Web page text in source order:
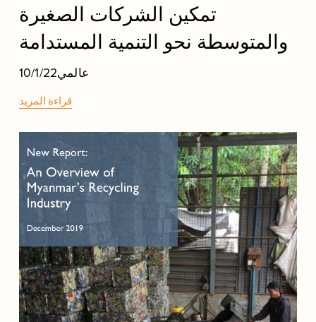
10/1/22عالمي
تمكين الشركات الصغيرة
والمتوسطة نحو التنمية المستدامة
قراءة المزيد